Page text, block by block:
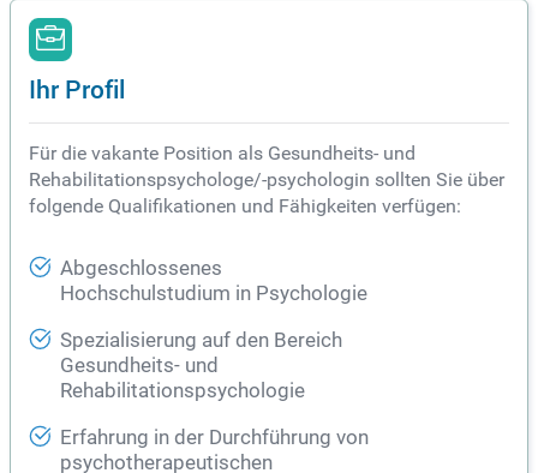
Ihr Profil
Für die vakante Position als Gesundheits- und
Rehabilitationspsychologe/-psychologin sollten Sie über
folgende Qualifikationen und Fähigkeiten verfügen:
Abgeschlossenes
Hochschulstudium in Psychologie
Spezialisierung auf den Bereich
Gesundheits- und
Rehabilitationspsychologie
Erfahrung in der Durchführung von
psychotherapeutischen